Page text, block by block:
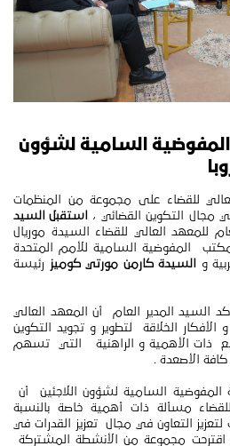
السامية لشؤون
للقضاء على مجموعة من المنظمات
مجال التكوين القضائي ،
استقبل السيد
للمعهد العالي للقضاء السيدة موريال
المفوضية السامية للأمم المتحدة
و
السيدة كارمن مورتي كوميز
رئيسة
المدير العام أن المعهد العالي
الخلاقة لتطوير و تجويد التكوين
ذات الأهمية و الراهنية التي تسهم
الأصعدة .
السامية لشؤون اللاجئين أن
مسألة ذات أهمية خاصة بالنسبة
التعاون في مجال تعزيز القدرات في
و اقترحت مجموعة من الأنشطة المشتركة